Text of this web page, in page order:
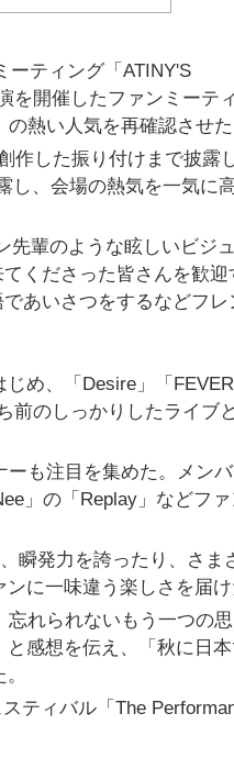
ーティング「ATINY'S
を開催したファンミーテ
の熱い人気を再確認させ
作した振り付けまで披露
し、会場の熱気を一気に
先輩のような眩しいビジ
くださった皆さんを歓迎
あいさつをするなどフレ
め、「Desire」「
前のしっかりしたライブ
ーも注目を集めた。メン
」の「Replay」などフ
瞬発力を誇ったり、さま
に一味違う楽しさを届
忘れられないもう一つの
感想を伝え、「秋に日
ティバル「The